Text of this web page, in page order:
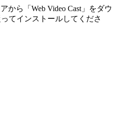
から「Web Video Cast」をダウ
てインストールしてくださ